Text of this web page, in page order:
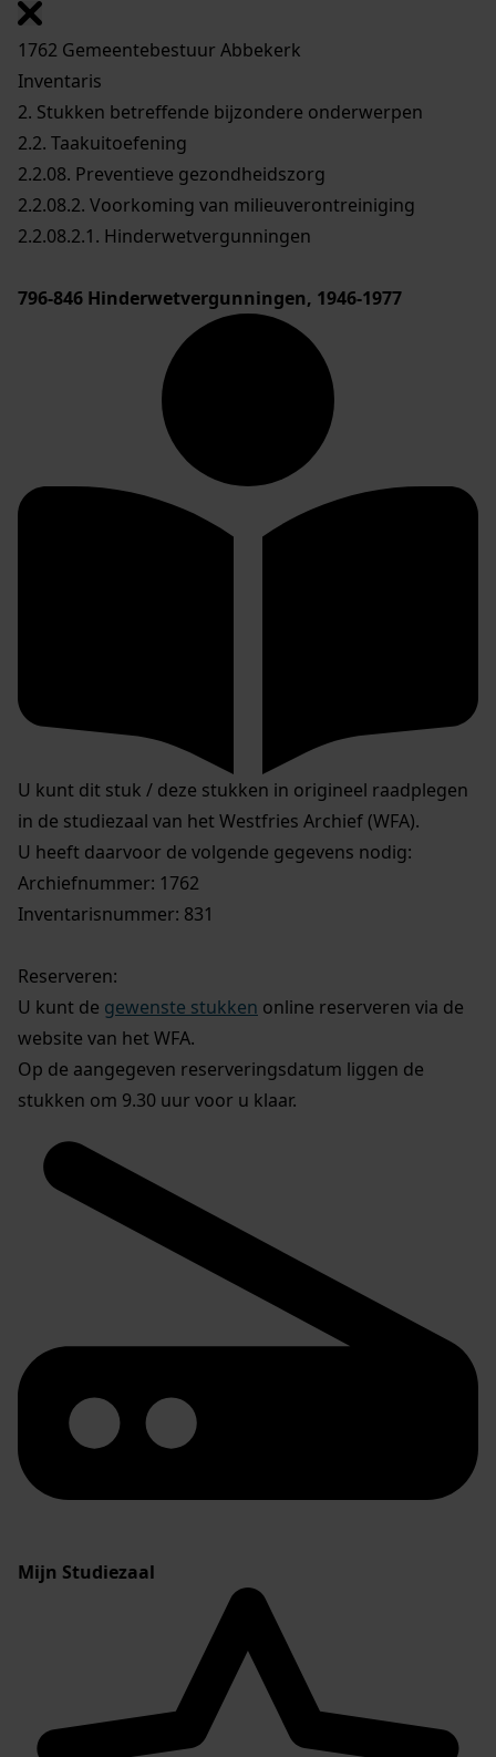
1762 Gemeentebestuur Abbekerk
Inventaris
2. Stukken betreffende bijzondere onderwerpen
2.2. Taakuitoefening
2.2.08. Preventieve gezondheidszorg
2.2.08.2. Voorkoming van milieuverontreiniging
2.2.08.2.1. Hinderwetvergunningen
796-846 Hinderwetvergunningen, 1946-1977
U kunt dit stuk / deze stukken in origineel raadplegen
in de studiezaal van het Westfries Archief (WFA).
U heeft daarvoor de volgende gegevens nodig:
Archiefnummer: 1762
Inventarisnummer: 831
Reserveren:
U kunt de gewenste stukken online reserveren via de
website van het WFA.
Op de aangegeven reserveringsdatum liggen de
stukken om 9.30 uur voor u klaar.
Mijn Studiezaal